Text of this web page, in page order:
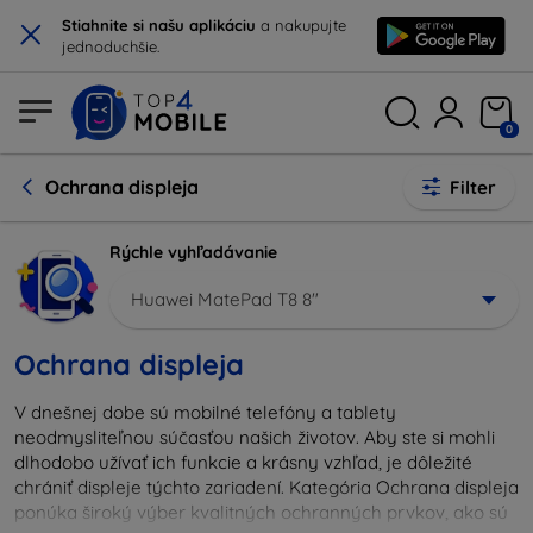
× Stiahnite si našu aplikáciu a nakupujte
jednoduchšie.
0
Ochrana displeja Filter
Rýchle vyhľadávanie
Huawei MatePad T8 8"
Ochrana displeja
V dnešnej dobe sú mobilné telefóny a tablety
neodmysliteľnou súčasťou našich životov. Aby ste si mohli
dlhodobo užívať ich funkcie a krásny vzhľad, je dôležité
chrániť displeje týchto zariadení. Kategória Ochrana displeja
ponúka široký výber kvalitných ochranných prvkov, ako sú